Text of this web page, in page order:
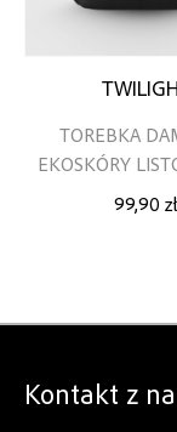
TOREBKA
EKOSKÓRY
99,90 zł
Kontakt z